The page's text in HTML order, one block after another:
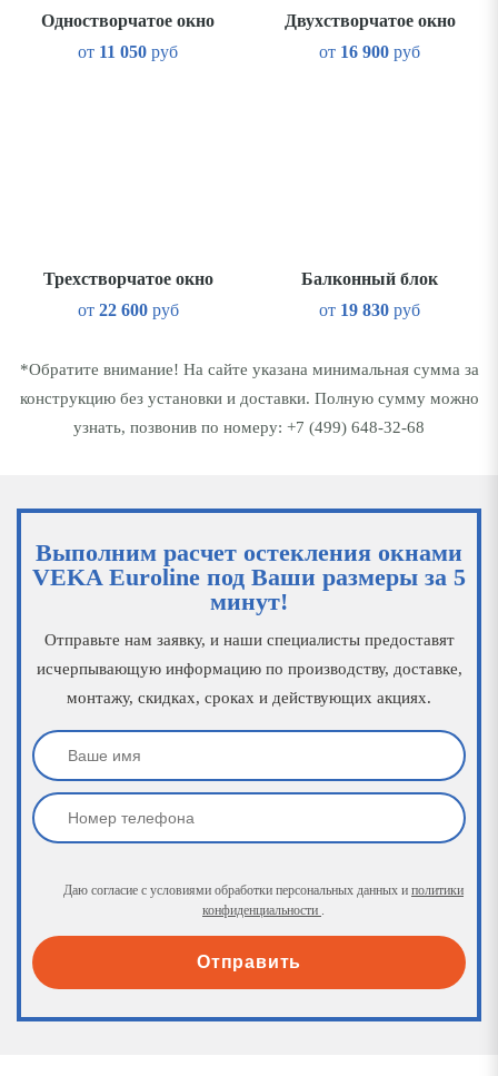
Одностворчатое окно
от 11 050 руб
Двухстворчатое окно
от 16 900 руб
Трехстворчатое окно
от 22 600руб
Балконный блок
от 19 830 руб
*Обратите внимание! На сайте указана минимальная сумма за
конструкцию без установки и доставки. Полную сумму можно
узнать, позвонив по номеру: +7 (499) 648-32-68
Выполним расчет остекления окнами
VEKA Euroline под Ваши размеры за 5
минут!
Отправьте нам заявку, и наши специалисты предоставят
исчерпывающую информацию по производству, доставке,
монтажу, скидках, сроках и действующих акциях.
Даю согласие с условиями обработки персональных данных и политики
конфиденциальности .
Отправить